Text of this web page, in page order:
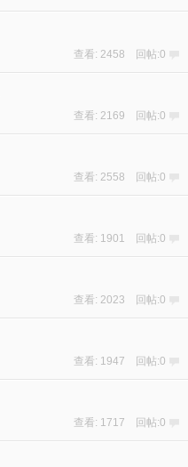
查看: 2458 回帖:0
查看: 2169 回帖:0
查看: 2558 回帖:0
查看: 1901 回帖:0
查看: 2023 回帖:0
查看: 1947 回帖:0
查看: 1717 回帖:0